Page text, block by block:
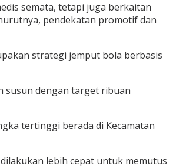
semata, tetapi juga berkaitan
pendekatan promotif dan
strategi jemput bola berbasis
susun dengan target ribuan
tertinggi berada di Kecamatan
lebih cepat untuk memutus